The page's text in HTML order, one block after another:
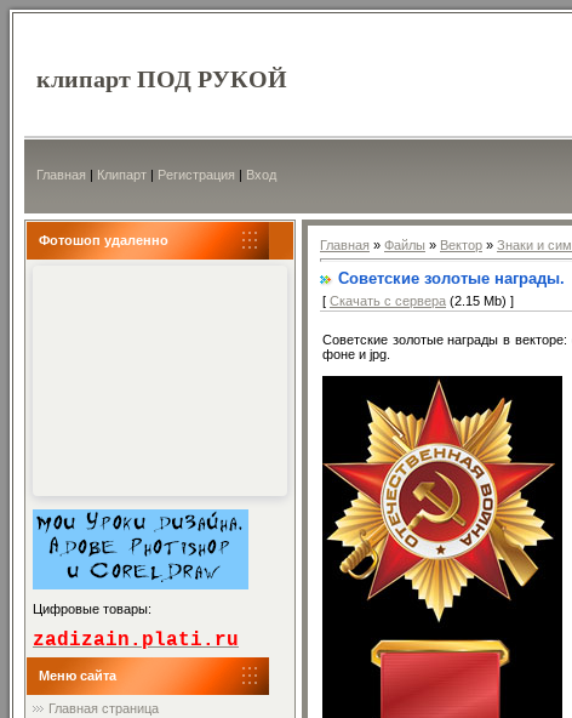
клипарт ПОД РУКОЙ
Главная | Клипарт | Регистрация | Вход
Фотошоп удаленно
Цифровые товары:
zadizain.plati.ru
Меню сайта
Главная страница
Главная » Файлы » Вектор » Знаки и
Советские золотые награды.
[ Скачать с сервера (2.15 Mb) ]
Советские золотые награды в
фоне и jpg.